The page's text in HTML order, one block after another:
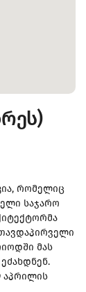
რომელიც
საჯარო
თავდაპირველი
მას
აპრილის